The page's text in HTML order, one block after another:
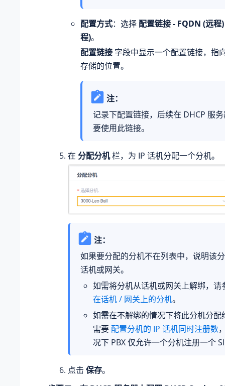
配置方式：选择 配置链接 - FQDN (远程)
程)。
配置链接 字段中显示一个配置链接，指
存储的位置。
注：
记录下配置链接，后续在 DHCP 服
要使用此链接。
在 分配分机栏，为 IP 话机分配一个分机。
注：
如果要分配的分机不在列表中，说明该
话机或网关。
如需将分机从话机或网关上解绑，
在话机 / 网关上的分机。
如需在不解绑的情况下将此分机分配
需要 配置分机的 IP 话机同时注册数
况下 PBX 仅允许一个分机注册一个
点击 保存。